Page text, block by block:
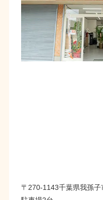
〒270-1143千葉県我孫